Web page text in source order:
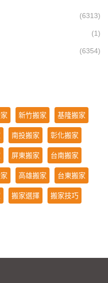
(6313)
(1)
(6354)
新竹搬家 基隆搬家
南投搬家 彰化搬家
屏東搬家 台南搬家
高雄搬家 台東搬家
搬家選擇 搬家技巧